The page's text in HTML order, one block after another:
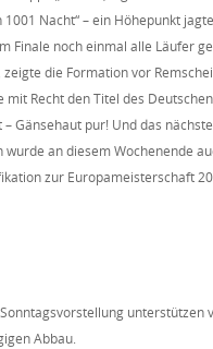
1001 Nacht“ – ein Höhepunkt
Finale noch einmal alle Läufer
die Formation vor
mit Recht den Titel des
– Gänsehaut pur! Und das
wurde an diesem Wochenende
zur Europameisterschaft
unterstützen
Abbau.